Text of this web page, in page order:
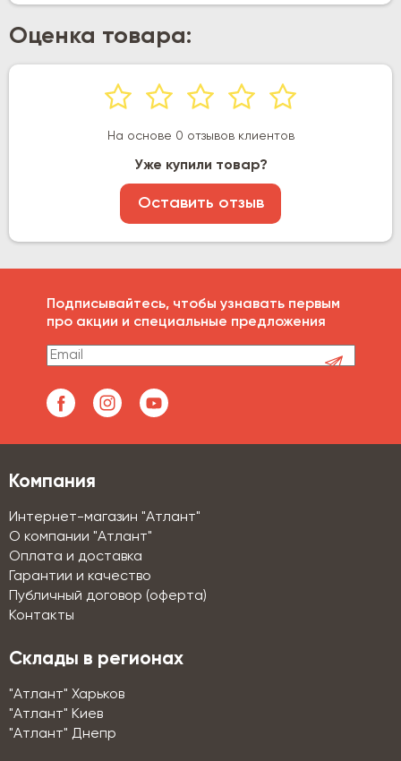
Оценка товара:
На основе 0 отзывов клиентов
Уже купили товар?
Оставить отзыв
Подписывайтесь, чтобы узнавать первым
про акции и специальные предложения
Компания
Интернет-магазин "Атлант"
О компании "Атлант"
Оплата и доставка
Гарантии и качество
Публичный договор (оферта)
Контакты
Склады в регионах
"Атлант" Харьков
"Атлант" Киев
"Атлант" Днепр